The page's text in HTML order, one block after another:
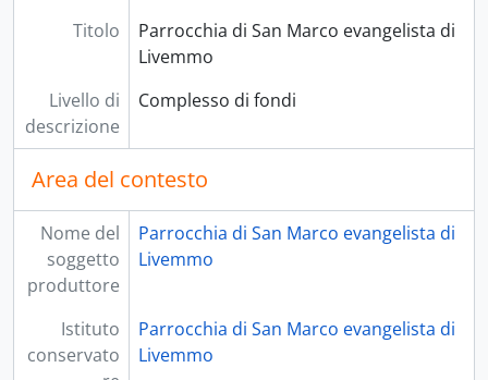
Titolo
Parrocchia di San Marco evangelista di
Livemmo
Livello di
descrizione
Complesso di fondi
Area del contesto
Nome del
soggetto
produttore
Parrocchia di San Marco evangelista di
Livemmo
Istituto
conservato
Parrocchia di San Marco evangelista di
Livemmo